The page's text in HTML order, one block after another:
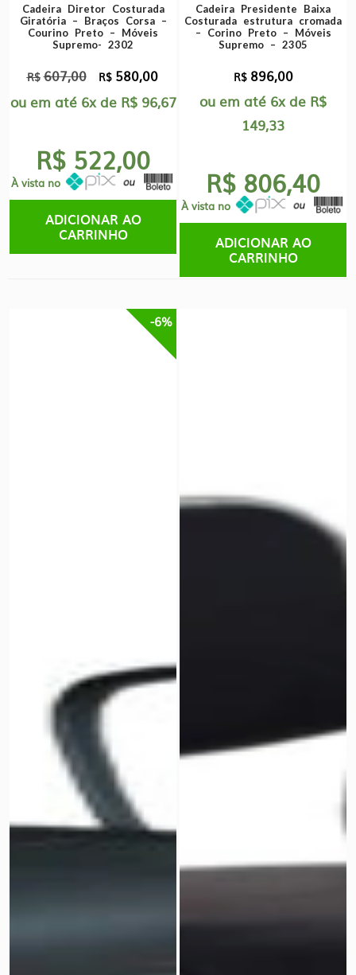
Cadeira Diretor Costurada
Giratória – Braços Corsa –
Courino Preto – Móveis
Supremo- 2302
R$ 607,00
O
preço
R$607,00.
R$ 580,00
preço
ou em até 6x de R$ 96,67
R$ 522,00
À vista no
ADICIONAR AO
CARRINHO
Cadeira Presidente Baixa
Costurada estrutura cromada
– Corino Preto – Móveis
Supremo – 2305
R$ 896,00
ou em até 6x de R$
149,33
R$ 806,40
À vista no
ADICIONAR AO
CARRINHO
-6%